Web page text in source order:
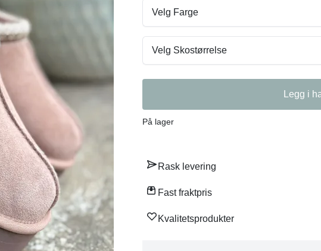
Velg Farge
Velg Skostørrelse
Legg i
På lager
Rask levering
Fast fraktpris
Kvalitetsprodukter